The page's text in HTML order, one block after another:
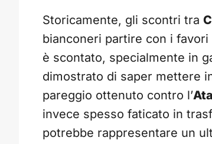
Storicamente, gli scontri tra
bianconeri partire con i
è scontato, specialmente in
dimostrato di saper mettere
pareggio ottenuto contro l’
invece spesso faticato in
potrebbe rappresentare un